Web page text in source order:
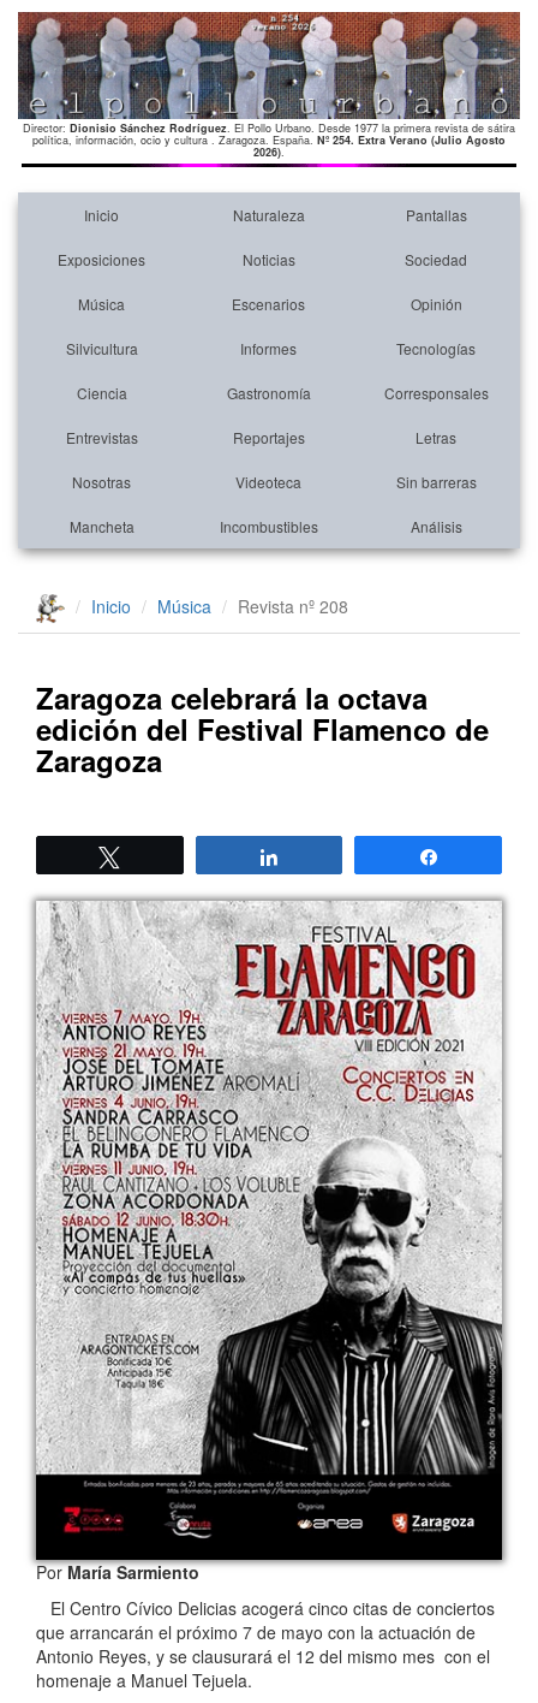
Director: Dionisio Sánchez Rodríguez. El Pollo Urbano. Desde 1977 la primera revista de sátira
política, información, ocio y cultura . Zaragoza. España. Nº 254. Extra Verano (Julio Agosto
2026).
Inicio Naturaleza Pantallas
Exposiciones Noticias Sociedad
Música Escenarios Opinión
Silvicultura Informes Tecnologías
Ciencia Gastronomía Corresponsales
Entrevistas Reportajes Letras
Nosotras Videoteca Sin barreras
Mancheta Incombustibles Análisis
Inicio Música Revista nº 208
Zaragoza celebrará la octava
edición del Festival Flamenco de
Zaragoza
PorMaría Sarmiento
El Centro Cívico Delicias acogerá cinco citas de conciertos
que arrancarán el próximo 7 de mayo con la actuación de
Antonio Reyes, y se clausurará el 12 del mismo mes con el
homenaje a Manuel Tejuela.